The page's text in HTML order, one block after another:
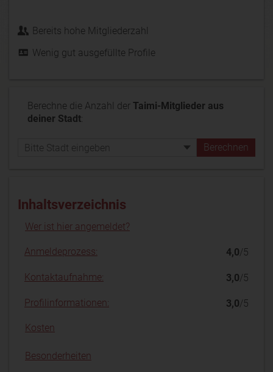
Bereits hohe Mitgliederzahl
Wenig gut ausgefüllte Profile
Berechne die Anzahl der Taimi-Mitglieder aus
deiner Stadt:
Inhaltsverzeichnis
Wer ist hier angemeldet?
Anmeldeprozess: 4,0/5
Kontaktaufnahme: 3,0/5
Profilinformationen: 3,0/5
Kosten
Besonderheiten